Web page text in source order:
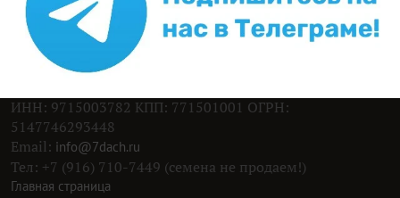
ИНН: 9715003782 КПП: 771501001 ОГРН:
5147746293448
Email: info@7dach.ru
Тел: +7 (916) 710-7449 (семена не продаем!)
Главная страница